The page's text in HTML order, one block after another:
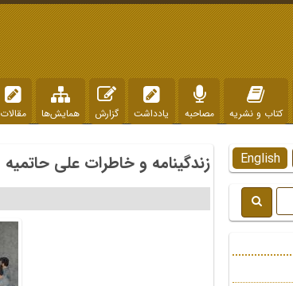
کتاب و نشریه مصاحبه یادداشت گزارش همایش‌ها مقالات
زندگینامه و خاطرات علی حاتمیه English